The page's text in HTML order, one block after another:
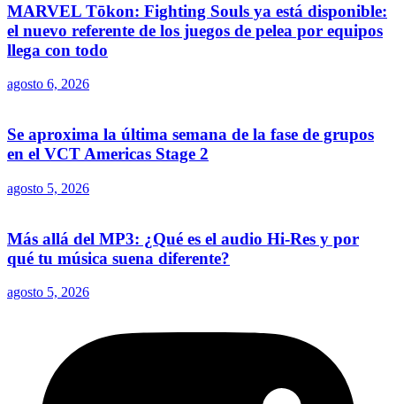
MARVEL Tōkon: Fighting Souls ya está disponible:
el nuevo referente de los juegos de pelea por equipos
llega con todo
agosto 6, 2026
Se aproxima la última semana de la fase de grupos
en el VCT Americas Stage 2
agosto 5, 2026
Más allá del MP3: ¿Qué es el audio Hi-Res y por
qué tu música suena diferente?
agosto 5, 2026